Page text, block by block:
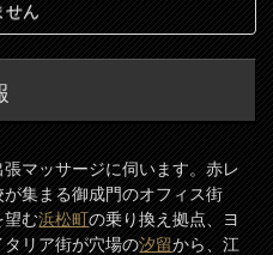
せん
マッサージに伺います。赤レ
集まる御成門のオフィス街
望む浜松町の乗り換え拠点、ヨ
リア街が穴場の汐留から、江